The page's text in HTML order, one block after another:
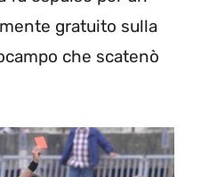
gratuito sulla
che scatenò